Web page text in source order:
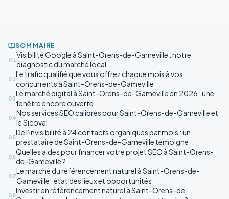
SOMMAIRE
01
Visibilité Google à Saint-Orens-de-Gameville : notre
diagnostic du marché local
02
Le trafic qualifié que vous offrez chaque mois à vos
concurrents à Saint-Orens-de-Gameville
03
Le marché digital à Saint-Orens-de-Gameville en 2026 : une
fenêtre encore ouverte
04
Nos services SEO calibrés pour Saint-Orens-de-Gameville et
le Sicoval
05
De l'invisibilité à 24 contacts organiques par mois : un
prestataire de Saint-Orens-de-Gameville témoigne
06
Quelles aides pour financer votre projet SEO à Saint-Orens-
de-Gameville ?
07
Le marché du référencement naturel à Saint-Orens-de-
Gameville : état des lieux et opportunités
08
Investir en référencement naturel à Saint-Orens-de-